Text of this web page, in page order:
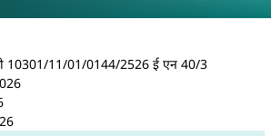
जे आर एफ/ आर ए उम्मीदवारो की
10301/11/01/0144/2526 ई एन 40/3